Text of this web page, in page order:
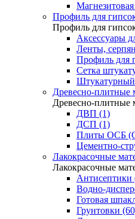
Профиль для
Профиль для
Аксессуары
Ленты,
Профиль для
Сетка
Штукатурный
Древесно-плитные
Древесно-плитные
ДВП (1)
ДСП (1)
Плиты ОСБ
Цементно-
Лакокрасочные
Лакокрасочные
Антисептики
Водно-
Готовая
Грунтовки